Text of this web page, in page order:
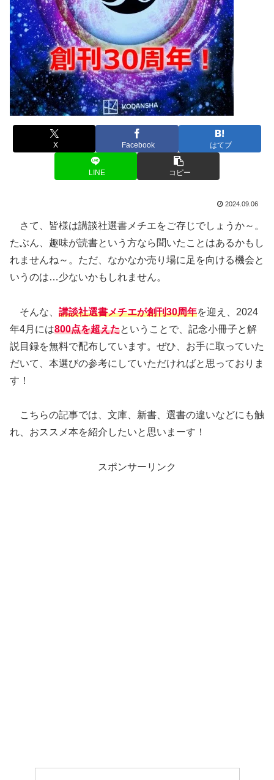
X Facebook はてブ
LINE コピー
2024.09.06
さて、皆様は講談社選書メチエをご存じでしょうか～。
たぶん、趣味が読書という方なら聞いたことはあるかもし
れませんね～。ただ、なかなか売り場に足を向ける機会と
いうのは…少ないかもしれません。
そんな、 講談社選書メチエが創刊30周年を迎え、2024
年4月には800点を超えたということで、記念小冊子と解
説目録を無料で配布しています。ぜひ、お手に取っていた
だいて、本選びの参考にしていただければと思っておりま
す！
こちらの記事では、文庫、新書、選書の違いなどにも触
れ、おススメ本を紹介したいと思いまーす！
スポンサーリンク